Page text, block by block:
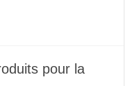
pour la